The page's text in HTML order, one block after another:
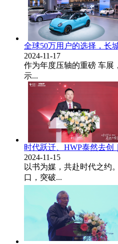
全球50万用户的选择，长
2024-11-17
作为年度压轴的重磅 车展
示...
时代跃迁、HWP泰然去创
2024-11-15
以书为媒，共赴时代之约
口，突破...